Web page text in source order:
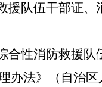
援队伍干部证
合性消防救援
法》（自治区